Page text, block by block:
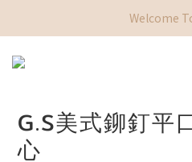
Welcome
G.S美式鉚釘平
心